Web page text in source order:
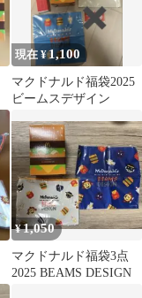
現在 ¥1,100
マクドナルド福袋2025
ビームスデザイン
¥1,050
マクドナルド福袋3点
2025 BEAMS DESIGN